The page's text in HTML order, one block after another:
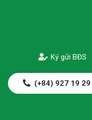
Ký gửi BĐS
(+84) 927 19 29